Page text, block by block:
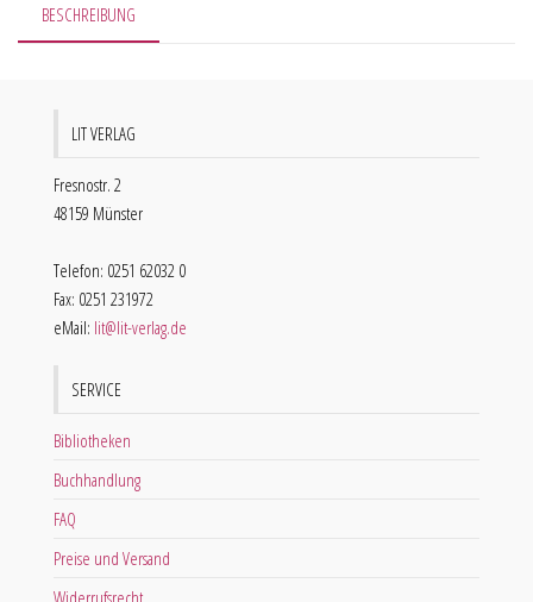
BESCHREIBUNG
LIT VERLAG
Fresnostr. 2
48159 Münster
Telefon: 0251 62032 0
Fax: 0251 231972
eMail: lit@lit-verlag.de
SERVICE
Bibliotheken
Buchhandlung
FAQ
Preise und Versand
Widerrufsrecht